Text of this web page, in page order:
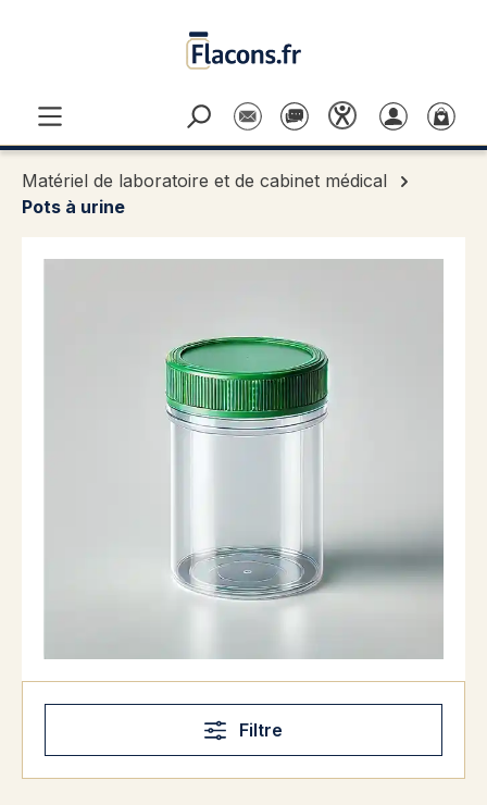
Matériel de laboratoire et de cabinet médical
Pots à urine
Filtre